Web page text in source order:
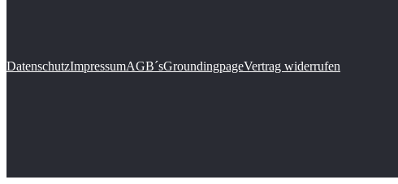
DatenschutzImpressumAGB´sGroundingpageVertrag widerrufen